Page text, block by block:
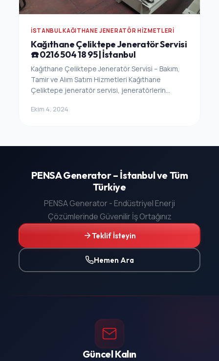
İSTANBUL KAĞITHANE JENERATÖR HIZMETLERI
Kağıthane Çeliktepe Jeneratör Servisi
☎️ 0216 504 18 95 | İstanbul
Kağıthane Çeliktepe Jeneratör Servisi – Bakım,
Tamir ve Alım Satım Hizmetleri Kağıthane
Çeliktepe jeneratör servisi, jeneratörlerin...
Ekim 4, 2024
PENSA Generator – İstanbul ve Tüm
Türkiye
PENSA Generator - Endüstriyel Enerji
Çözümlerinde Güvenilir İş Ortağınız
Teklif İsteyin
Hemen Ara
Güncel Kalın